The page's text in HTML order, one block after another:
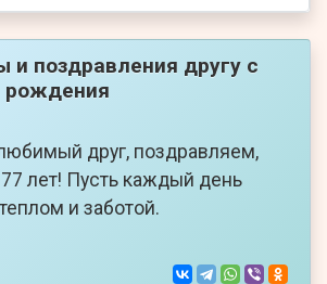
и поздравления другу с
рождения
друг, поздравляем,
лет! Пусть каждый день
и заботой.